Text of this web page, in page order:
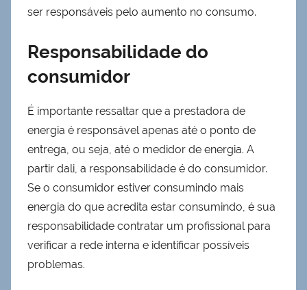
ser responsáveis pelo aumento no consumo.
Responsabilidade do
consumidor
É importante ressaltar que a prestadora de
energia é responsável apenas até o ponto de
entrega, ou seja, até o medidor de energia. A
partir dali, a responsabilidade é do consumidor.
Se o consumidor estiver consumindo mais
energia do que acredita estar consumindo, é sua
responsabilidade contratar um profissional para
verificar a rede interna e identificar possíveis
problemas.